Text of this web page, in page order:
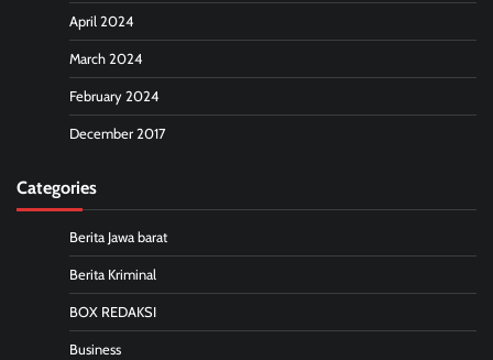
April 2024
March 2024
February 2024
December 2017
Categories
Berita Jawa barat
Berita Kriminal
BOX REDAKSI
Business